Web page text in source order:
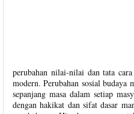
perubahan nilai-nilai dan tata
modern. Perubahan sosial budaya
sepanjang masa dalam setiap
dengan hakikat dan sifat dasar